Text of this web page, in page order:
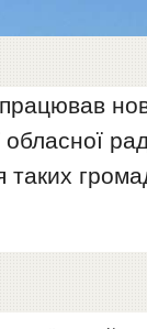
обласної